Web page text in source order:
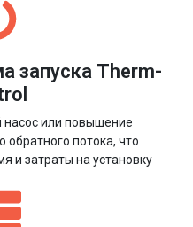
запуска Therm-
или повышение
обратного потока, что
и затраты на установку